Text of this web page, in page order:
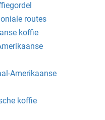
routes
koffie
Amerikaanse
koffie